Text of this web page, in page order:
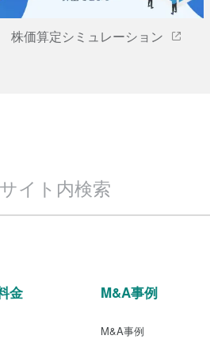
株価算定シミュレーション
金 M&A事例
M&A事例